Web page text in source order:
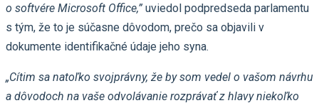
o softvére Microsoft Office,” uviedol podpredseda parlamentu
s tým, že to je súčasne dôvodom, prečo sa objavili v
dokumente identifikačné údaje jeho syna.
„Cítim sa natoľko svojprávny, že by som vedel o vašom návrhu
a dôvodoch na vaše odvolávanie rozprávať z hlavy niekoľko